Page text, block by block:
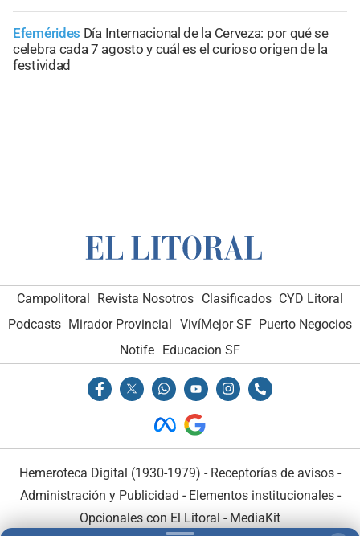
Efemérides Día Internacional de la Cerveza: por qué se
celebra cada 7 agosto y cuál es el curioso origen de la
festividad
Campolitoral Revista Nosotros Clasificados CYD Litoral
Podcasts Mirador Provincial VivíMejor SF Puerto Negocios
Notife Educacion SF
Hemeroteca Digital (1930-1979) - Receptorías de avisos -
Administración y Publicidad - Elementos institucionales-
Opcionales con El Litoral - MediaKit